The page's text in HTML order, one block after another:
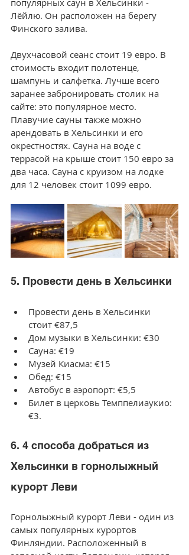
Лёйлю. Он расположен на берегу
Финского залива.
Двухчасовой сеанс стоит 19 евро. В
стоимость входит полотенце,
шампунь и салфетка. Лучше всего
заранее забронировать столик на
сайте: это популярное место.
Плавучие сауны также можно
арендовать в Хельсинки и его
окрестностях. Сауна на воде с
террасой на крыше стоит 150 евро за
два часа. Сауна с круизом на лодке
для 12 человек стоит 1099 евро.
5. Провести день в Хельсинки
Провести день в Хельсинки
стоит €87,5
Дом музыки в Хельсинки: €30
Сауна: €19
Музей Киасма: €15
Обед: €15
Автобус в аэропорт: €5,5
Билет в церковь Темппелиаукио:
€3.
6. 4 способа добраться из
Хельсинки в горнолыжный
курорт Леви
Горнолыжный курорт Леви - один из
самых популярных курортов
Финляндии. Расположенный в